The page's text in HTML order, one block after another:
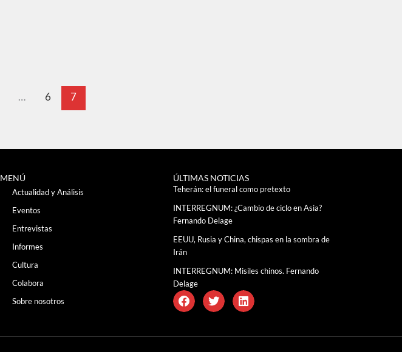
… 6 7
MENÚ
Actualidad y Análisis
Eventos
Entrevistas
Informes
Cultura
Colabora
Sobre nosotros
ÚLTIMAS NOTICIAS
Teherán: el funeral como pretexto
INTERREGNUM: ¿Cambio de ciclo en Asia?
Fernando Delage
EEUU, Rusia y China, chispas en la sombra de
Irán
INTERREGNUM: Misiles chinos. Fernando
Delage